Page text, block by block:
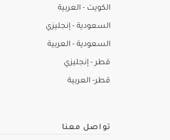
الكويت - العربية
السعودية - إنجليزي
السعودية - العربية
قطر - إنجليزي
قطر- العربية
تواصل معنا